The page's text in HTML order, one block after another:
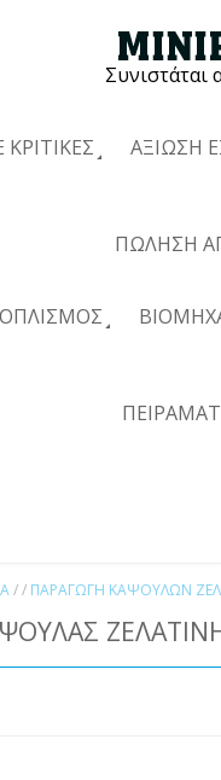
Συνιστάται
ΑΞΊΩΣΗ
ΠΏΛΗΣΗ
/ / ΠΑΡΑΓΩΓΉ ΚΆΨΟΥΛΩΝ